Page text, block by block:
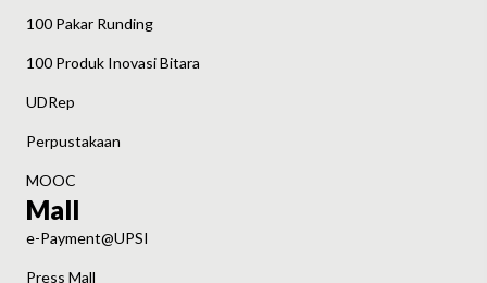
100 Pakar Runding
100 Produk Inovasi Bitara
UDRep
Perpustakaan
MOOC
Mall
e-Payment@UPSI
Press Mall